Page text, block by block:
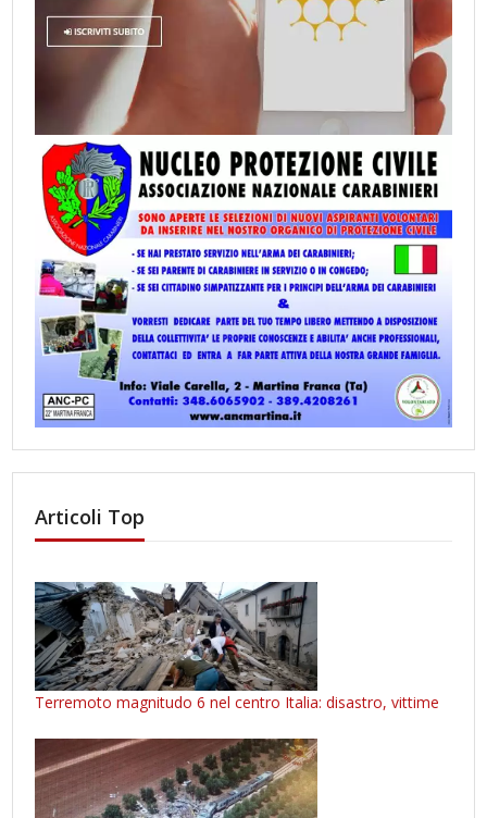
Articoli Top
Terremoto magnitudo 6 nel centro Italia: disastro, vittime